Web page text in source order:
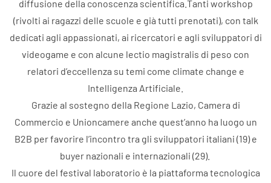
diffusione della conoscenza scientifica.Tanti workshop
(rivolti ai ragazzi delle scuole e già tutti prenotati), con talk
dedicati agli appassionati, ai ricercatori e agli sviluppatori di
videogame e con alcune lectio magistralis di peso con
relatori d’eccellenza su temi come climate change e
Intelligenza Artificiale.
Grazie al sostegno della Regione Lazio, Camera di
Commercio e Unioncamere anche quest’anno ha luogo un
B2B per favorire l’incontro tra gli sviluppatori italiani (19) e
buyer nazionali e internazionali (29).
Il cuore del festival laboratorio è la piattaforma tecnologica